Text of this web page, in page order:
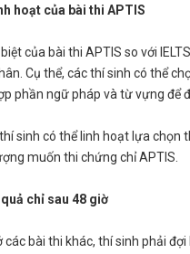
hoạt của bài thi APTIS
của bài thi APTIS so với
Cụ thể, các thí sinh có thể
phần ngữ pháp và từ vựng để
sinh có thể linh hoạt lựa
muốn thi chứng chỉ APTIS.
chỉ sau 48 giờ
các bài thi khác, thí sinh phải